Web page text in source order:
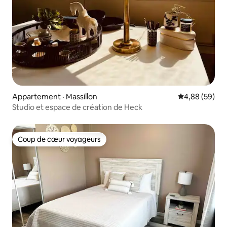
Appartement · Massillon Note
4,88 (59)
Studio et espace de création de Heck
Coup de cœur voyageurs
Coup de cœur voyageurs